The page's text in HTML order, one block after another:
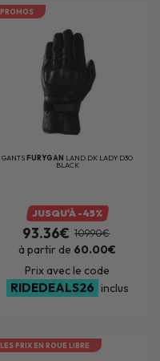
PROMOS
GANTSFURYGAN LAND DK LADY D3O
BLACK
JUSQU'À -45%
93.36€ 109.90€
à partir de 60.00€
Prix avec le code
RIDEDEALS26 inclus
LES PRIX EN ROUE LIBRE